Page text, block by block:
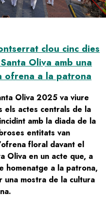
clou cinc dies
Oliva amb una
ofrena a la patrona
Oliva 2025 va viure
els actes centrals de la
amb la diada de la
entitats van
floral davant el
Oliva en un acte que, a
homenatge a la patrona,
una mostra de la cultura